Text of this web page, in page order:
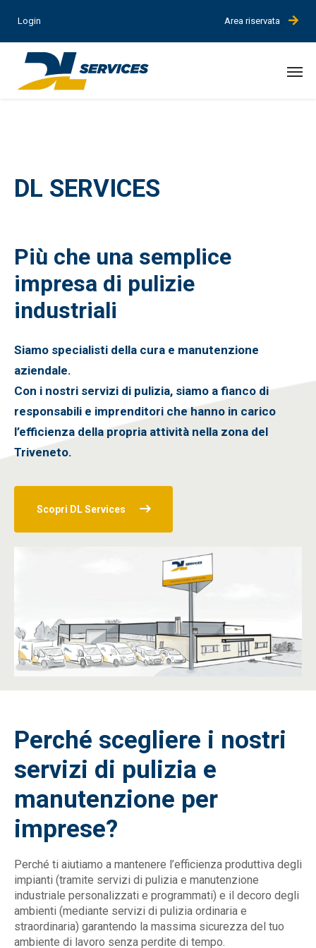
Login Area riservata
DL SERVICES
Più che una semplice
impresa di pulizie
industriali
Siamo specialisti della cura e manutenzione
aziendale.
Con i nostri servizi di pulizia, siamo a fianco di
responsabili e imprenditori che hanno in carico
l’efficienza della propria attività nella zona del
Triveneto.
Scopri DL Services
Perché scegliere i nostri
servizi di pulizia e
manutenzione per
imprese?
Perché ti aiutiamo a mantenere l’efficienza produttiva degli
impianti (tramite servizi di pulizia e manutenzione
industriale personalizzati e programmati) e il decoro degli
ambienti (mediante servizi di pulizia ordinaria e
straordinaria) garantendo la massima sicurezza del tuo
ambiente di lavoro senza perdite di tempo.